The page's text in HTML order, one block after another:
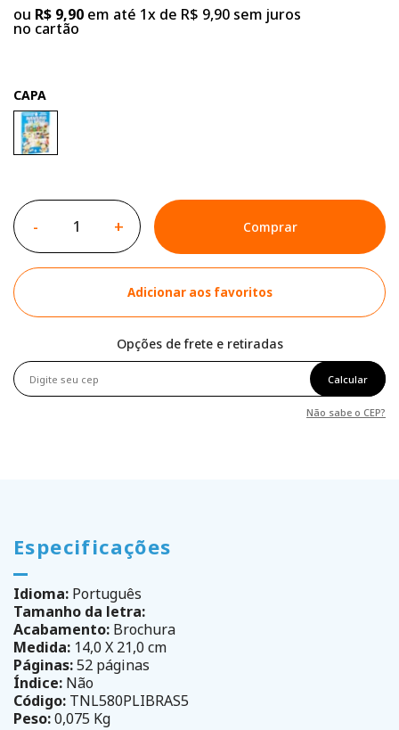
ou R$ 9,90 em até 1x de R$ 9,90 sem juros
no cartão
CAPA
- + Comprar
Adicionar aos favoritos
Opções de frete e retiradas
Calcular
Não sabe o CEP?
Especificações
Idioma: Português
Tamanho da letra:
Acabamento: Brochura
Medida: 14,0 X 21,0 cm
Páginas:52 páginas
Índice: Não
Código: TNL580PLIBRAS5
Peso:0,075 Kg